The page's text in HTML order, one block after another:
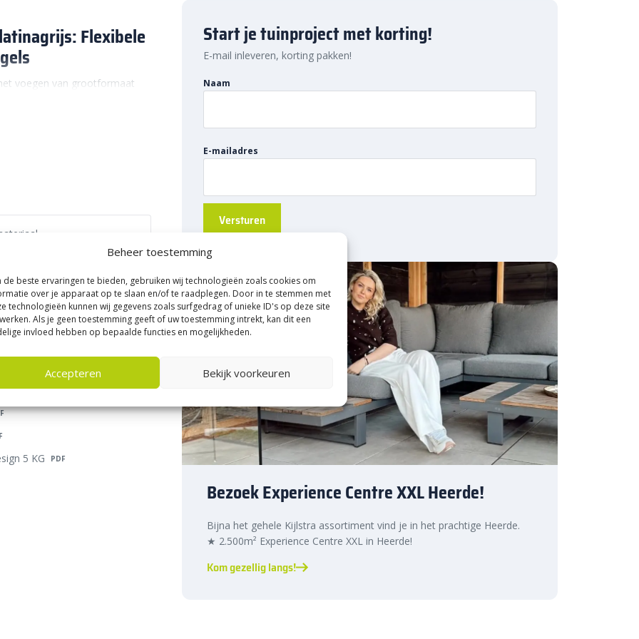
Beheer toestemming
de beste ervaringen te bieden, gebruiken wij technologieën zoals cookies om
over je apparaat op te slaan en/of te raadplegen. Door in te stemmen met
technologieën kunnen wij gegevens zoals surfgedrag of unieke ID's op deze site
Als je geen toestemming geeft of uw toestemming intrekt, kan dit een
invloed hebben op bepaalde functies en mogelijkheden.
Accepteren Bekijk voorkeuren
Flexibele
voegen van grootformaat
binnen als buiten. Deze
en biedt
kwaliteit.
slijtvastheid en uitstekende
zelfs onder zware
op vloerverwarming en is
maakt voor diverse
kleuren en geschikt voor
porcellanato en glastegels.
5 KG PDF
Start je tuinproject met korting!
E-mail inleveren, korting pakken!
Naam
E-mailadres
Bezoek Experience Centre XXL Heerde!
Bijna het gehele Kijlstra assortiment vind je in het prachtige Heerde.
★ 2.500m² Experience Centre XXL in Heerde!
Kom gezellig langs!